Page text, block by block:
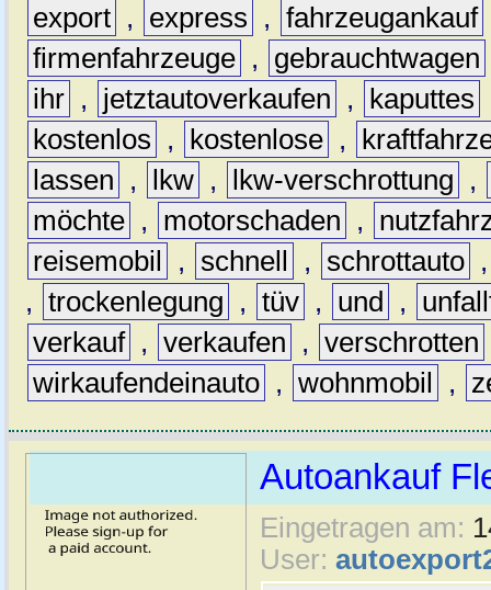
export , express , fahrzeugankauf
firmenfahrzeuge , gebrauchtwagen
ihr , jetztautoverkaufen , kaputtes
kostenlos
, kostenlose ,
lassen
, lkw , lkw-verschrottung
,
möchte , motorschaden ,
reisemobil
, schnell , schrottauto
, trockenlegung , tüv , und ,
verkauf , verkaufen , verschrotten
wirkaufendeinauto , wohnmobil ,
Autoankauf
Eingetragen am:
User: